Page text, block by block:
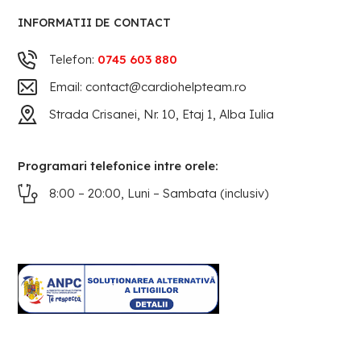
INFORMATII DE CONTACT
Telefon: 0745 603 880
Email: contact@cardiohelpteam.ro
Strada Crisanei, Nr. 10, Etaj 1, Alba Iulia
Programari telefonice intre orele:
8:00 – 20:00, Luni – Sambata (inclusiv)